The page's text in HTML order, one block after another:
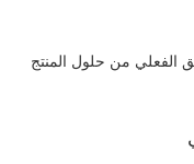
الفعلي من حلول المنتج